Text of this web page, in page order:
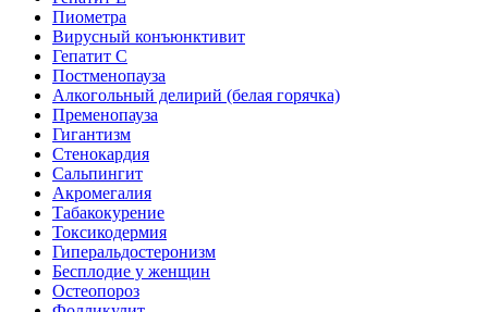
Пиометра
Вирусный конъюнктивит
Гепатит C
Постменопауза
Алкогольный делирий (белая горячка)
Пременопауза
Гигантизм
Стенокардия
Сальпингит
Акромегалия
Табакокурение
Токсикодермия
Гиперальдостеронизм
Бесплодие у женщин
Остеопороз